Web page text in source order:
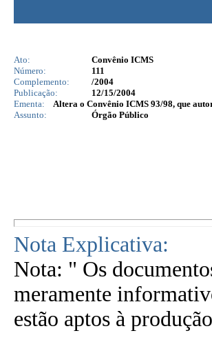
Ato:
Convênio ICMS
Número:
111
Complemento:
/2004
Publicação:
12/15/2004
Ementa:
Altera o Convênio ICMS 93/98, que
Assunto:
Órgão Público
Nota Explicativa:
Nota: " Os
meramente
estão aptos à